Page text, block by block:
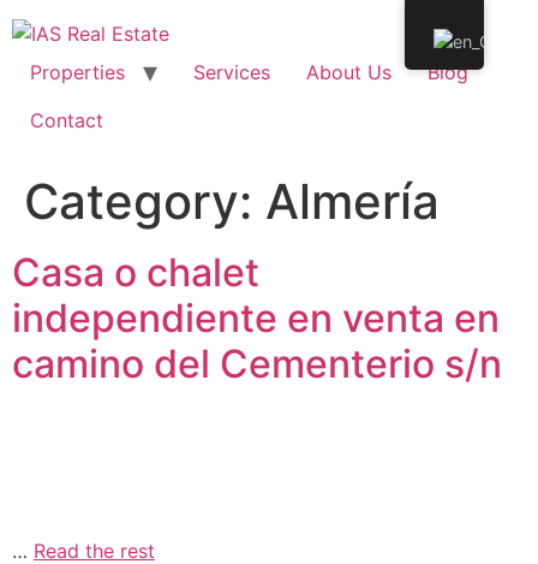
Properties Services About Us
Blog
Contact
Category: Almería
Casa o chalet
independiente en venta en
camino del Cementerio s/n
… Read the rest